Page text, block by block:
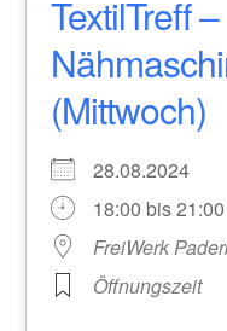
TextilTreff –
(Mittwoch)
28.08.2024
18:00 bis 21:00
FreiWerk
Öffnungszeit